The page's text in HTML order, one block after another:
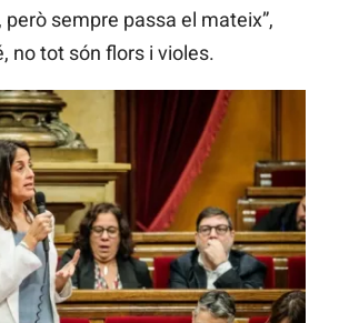
sempre passa el mateix”,
no tot són flors i violes.